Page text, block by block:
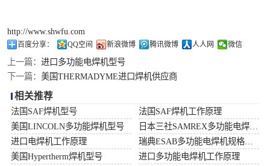
http://www.shwfu.com
百度分享： QQ空间 新浪微博 腾讯微博 人人网 微信
上一篇： 进口多功能电焊机型号
下一篇： 美国THERMADYME进口焊机供应商
相关推荐
法国SAF焊机型号
法国SAF焊机工作原理
美国LINCOLN多功能焊机型号
进口电焊机工作原理
美国Hypertherm焊机型号
进口多功能电焊机工作原理
小池划线嘴
气体混合配比器
海宝Hypertherm
减压阀
伊萨ESAB焊条